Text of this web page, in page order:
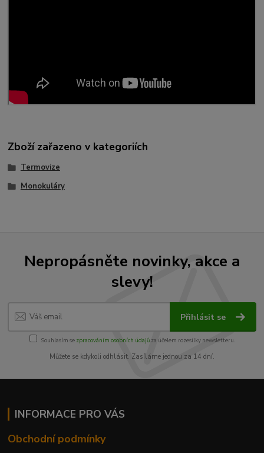
Zboží zařazeno v kategoriích
Termovize
Monokuláry
Nepropásněte novinky, akce a
slevy!
Přihlásit se
Souhlasím se zpracováním osobních údajůza účelem rozesílky newsletteru.
Můžete se kdykoli odhlásit. Zasíláme jednou za 14 dní.
INFORMACE PRO VÁS
Obchodní podmínky